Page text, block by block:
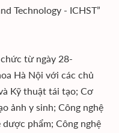
Technology - ICHST”
từ ngày 28-
Hà Nội với các chủ
Kỹ thuật tái tạo; Cơ
ảnh y sinh; Công nghệ
phẩm; Công nghệ